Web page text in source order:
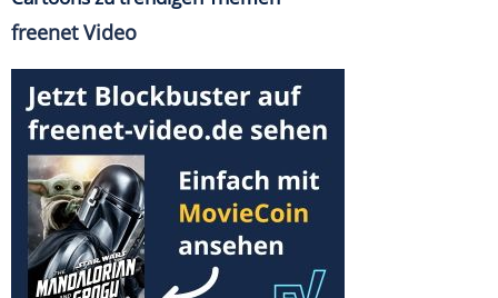
freenet Video